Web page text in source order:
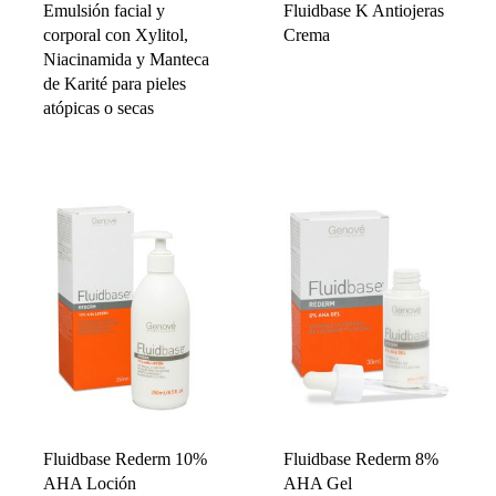
Emulsión facial y
corporal con Xylitol,
Niacinamida y Manteca
de Karité para pieles
atópicas o secas
Fluidbase K Antiojeras
Crema
Fluidbase Rederm 10%
AHA Loción
Fluidbase Rederm 8%
AHA Gel